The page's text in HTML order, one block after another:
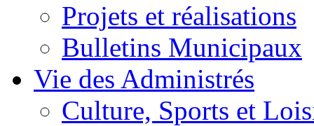
Projets et réalisations
Bulletins Municipaux
Vie des Administrés
Culture, Sports et